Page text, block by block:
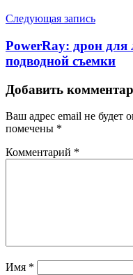
Следующая запись
PowerRay: дрон
подводной съемки
Добавить
Ваш адрес email не будет
помечены *
Комментарий *
Имя *